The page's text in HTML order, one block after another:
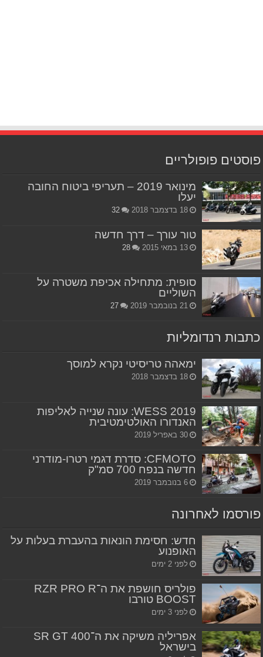
פוסטים פופולריים
מינואר 2019 – תעריפי ביטוח החובה
יעלו
18 בדצמבר 2018 32
טור עורך – דרך חדשה
13 במאי 2015 28
סופית: מתחילה אכיפת משטרה על
השוליים
21 בנובמבר 2019 27
כתבות רנדומליות
ימאהה טריסיטי נקרא למוסך
18 בדצמבר 2018
WESS 2019: עונה שנייה לאליפות
האנדורו האולטימטיבית
30 באפריל 2019
CFMOTO: סדרת דגמי רטרו-מודרני
חדשה בנפח 700 סמ"ק
6 בנובמבר 2019
פורסמו לאחרונה
חדש: חסימת הונאות בהעברת בעלות על
האופנוע
לפני 2 ימים
פולריס חושפת את ה־RZR PRO R
BOOST טורבו
לפני 3 ימים
אפריליה משיקה את ה־SR GT 400
בישראל